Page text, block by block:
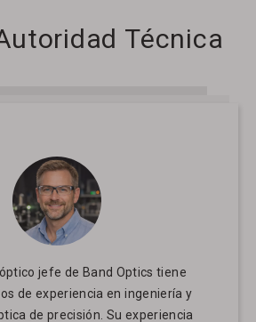
Técnica
jefe de Band Optics tiene
de experiencia en ingeniería y
de precisión. Su experiencia